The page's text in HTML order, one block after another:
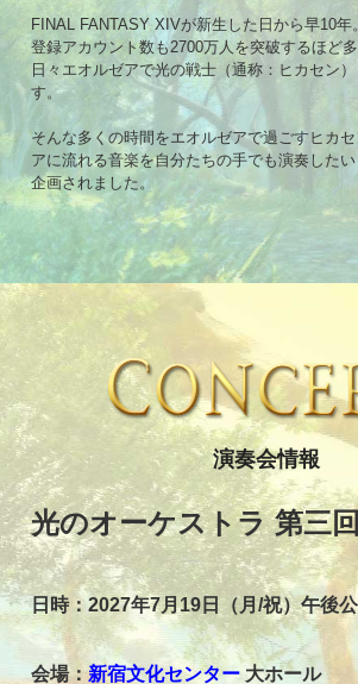
FINAL FANTASY XIVが新生した日から早10年
登録アカウント数も2700万人を突破するほど
日々エオルゼアで光の戦士（通称：ヒカセン
す。
そんな多くの時間をエオルゼアで過ごすヒカ
アに流れる音楽を自分たちの手でも演奏した
企画されました。
演奏会情報
光のオーケストラ 第三
日時：2027年7月19日（月/祝）午後
会場：新宿文化センター大ホール